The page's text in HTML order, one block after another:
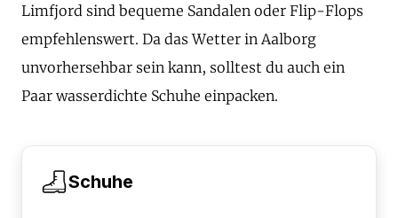
Limfjord sind bequeme Sandalen oder Flip-Flops
empfehlenswert. Da das Wetter in Aalborg
unvorhersehbar sein kann, solltest du auch ein
Paar wasserdichte Schuhe einpacken.
Schuhe